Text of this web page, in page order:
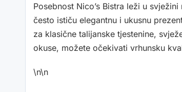
Posebnost Nico’s Bistra leži u
često ističu elegantnu i ukusnu
za klasične talijanske tjestenine,
okuse, možete očekivati vrhunsku
\n\n